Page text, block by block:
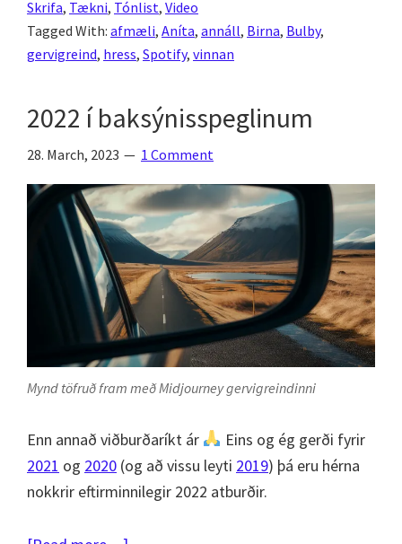
Skrifa, Tækni, Tónlist, Video
Tagged With: afmæli, Aníta, annáll, Birna, Bulby,
gervigreind, hress, Spotify, vinnan
2022 í baksýnisspeglinum
28. March, 2023 1 Comment
Mynd töfruð fram með Midjourney gervigreindinni
Enn annað viðburðaríkt ár
Eins og ég gerði fyrir
2021 og 2020 (og að vissu leyti 2019) þá eru hérna
nokkrir eftirminnilegir 2022 atburðir.